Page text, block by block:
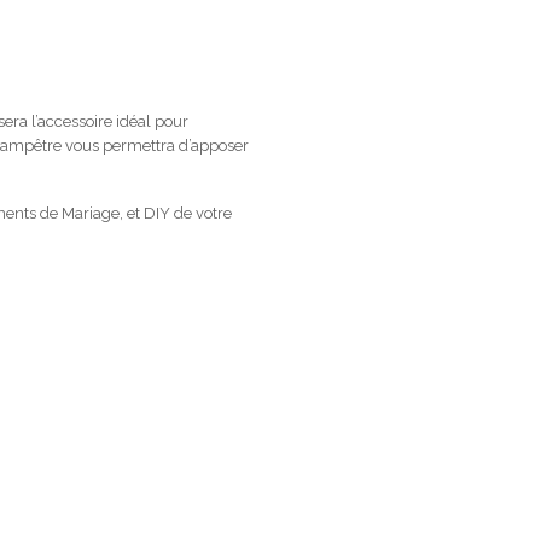
l’accessoire idéal pour
vous permettra d’apposer
de Mariage, et DIY de votre